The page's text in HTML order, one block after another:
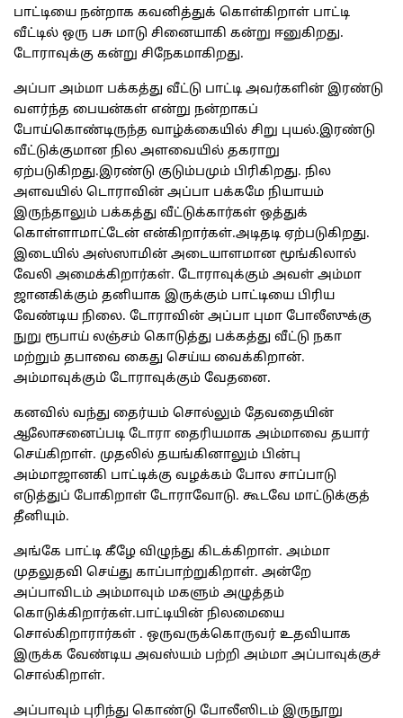
பாட்டியை நன்றாக கவனித்துக் கொள்கிறாள் பாட்டி
வீட்டில் ஒரு பசு மாடு சினையாகி கன்று ஈனுகிறது.
டோராவுக்கு கன்று சிநேகமாகிறது.
அப்பா அம்மா பக்கத்து வீட்டு பாட்டி அவர்களின் இரண்டு
வளர்ந்த பையன்கள் என்று நன்றாகப்
போய்கொண்டிருந்த வாழ்க்கையில் சிறு புயல்.இரண்டு
வீட்டுக்குமான நில அளவையில் தகராறு
ஏற்படுகிறது.இரண்டு குடும்பமும் பிரிகிறது. நில
அளவயில் டொராவின் அப்பா பக்கமே நியாயம்
இருந்தாலும் பக்கத்து வீட்டுக்கார்கள் ஒத்துக்
கொள்ளாமாட்டேன் என்கிறார்கள்.அடிதடி ஏற்படுகிறது.
இடையில் அஸ்ஸாமின் அடையாளமான மூங்கிலால்
வேலி அமைக்கிறார்கள். டோராவுக்கும் அவள் அம்மா
ஜானகிக்கும் தனியாக இருக்கும் பாட்டியை பிரிய
வேண்டிய நிலை. டோராவின் அப்பா புமா போலீஸுக்கு
நுறு ரூபாய் லஞ்சம் கொடுத்து பக்கத்து வீட்டு நகா
மற்றும் தபாவை கைது செய்ய வைக்கிறான்.
அம்மாவுக்கும் டோராவுக்கும் வேதனை.
கனவில் வந்து தைர்யம் சொல்லும் தேவதையின்
ஆலோசனைப்படி டோரா தைரியமாக அம்மாவை தயார்
செய்கிறாள். முதலில் தயங்கினாலும் பின்பு
அம்மாஜானகி பாட்டிக்கு வழக்கம் போல சாப்பாடு
எடுத்துப் போகிறாள் டோராவோடு. கூடவே மாட்டுக்குத்
தீனியும்.
அங்கே பாட்டி கீழே விழுந்து கிடக்கிறாள். அம்மா
முதலுதவி செய்து காப்பாற்றுகிறாள். அன்றே
அப்பாவிடம் அம்மாவும் மகளும் அழுத்தம்
கொடுக்கிறார்கள்.பாட்டியின் நிலமையை
சொல்கிறாரார்கள் . ஒருவருக்கொருவர் உதவியாக
இருக்க வேண்டிய அவஸ்யம் பற்றி அம்மா அப்பாவுக்குச்
சொல்கிறாள்.
அப்பாவும் புரிந்து கொண்டு போலீஸிடம் இருநூறு